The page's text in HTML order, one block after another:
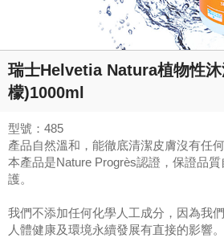
瑞士Helvetia Natura植物性
檬)1000ml
型號：485
產品自然溫和，能徹底清潔皮膚沒有任何
本產品是Nature Progrès認證，保證品
護。
我們不添加任何化學人工成分，因為我
人體健康及環境永續發展有直接的影響。